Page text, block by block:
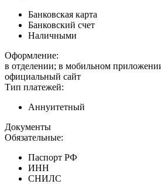
Банковская карта
Банковский счет
Наличными
Оформление:
в отделении; в мобильном
официальный сайт
Тип платежей:
Аннуитетный
Документы
Обязательные:
Паспорт РФ
ИНН
СНИЛС